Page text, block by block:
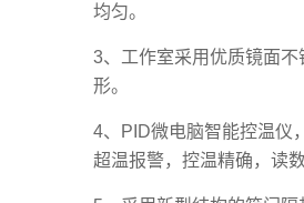
均匀。
3、工作室采用优质镜面不
形。
4、PID微电脑智能控温仪
超温报警，控温精确，读数